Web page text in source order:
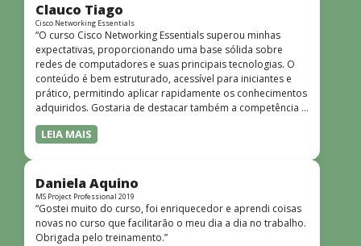
Clauco Tiago
Cisco Networking Essentials
“O curso Cisco Networking Essentials superou minhas
expectativas, proporcionando uma base sólida sobre
redes de computadores e suas principais tecnologias. O
conteúdo é bem estruturado, acessível para iniciantes e
prático, permitindo aplicar rapidamente os conhecimentos
adquiridos. Gostaria de destacar também a competência e
o conhecimento técnico do instrutor Peterson, que
demonstrou total domínio do assunto e soube explicar
dinâmicas e envolventes. Recomendo o curso para todos
que desejam iniciar ou aprofundar seus conhecimentos em
redes!”
LEIA MAIS
Daniela Aquino
MS Project Professional 2019
“Gostei muito do curso, foi enriquecedor e aprendi coisas
novas no curso que facilitarão o meu dia a dia no trabalho.
Obrigada pelo treinamento.”